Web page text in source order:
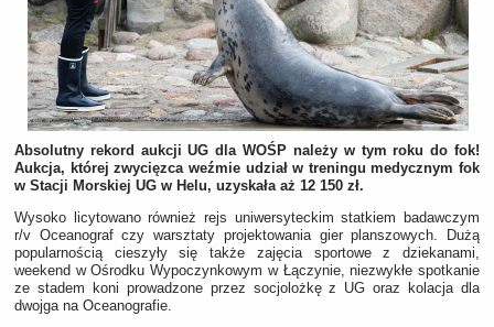
Absolutny rekord aukcji UG dla WOŚP należy w tym roku do fok!
Aukcja, której zwycięzca weźmie udział w treningu medycznym fok
w Stacji Morskiej UG w Helu, uzyskała aż 12 150 zł.
Wysoko licytowano również rejs uniwersyteckim statkiem badawczym
r/v Oceanograf czy warsztaty projektowania gier planszowych. Dużą
popularnością cieszyły się także zajęcia sportowe z dziekanami,
weekend w Ośrodku Wypoczynkowym w Łączynie, niezwykłe spotkanie
ze stadem koni prowadzone przez socjolożkę z UG oraz kolacja dla
dwojga na Oceanografie.